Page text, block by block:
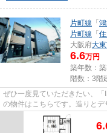
片町線 「
片町線 「
大阪府大
6.6万円
築年数：
階数：3階
ぜひ一度見ていただきたい、
の物件はこちらです。造りと
マンションです。築3年と新し...